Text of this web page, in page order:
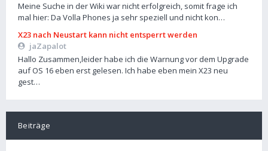
Meine Suche in der Wiki war nicht erfolgreich, somit frage ich
mal hier: Da Volla Phones ja sehr speziell und nicht kon…
X23 nach Neustart kann nicht entsperrt werden
jaZapalot
Hallo Zusammen,leider habe ich die Warnung vor dem Upgrade
auf OS 16 eben erst gelesen. Ich habe eben mein X23 neu
gest…
Beiträge